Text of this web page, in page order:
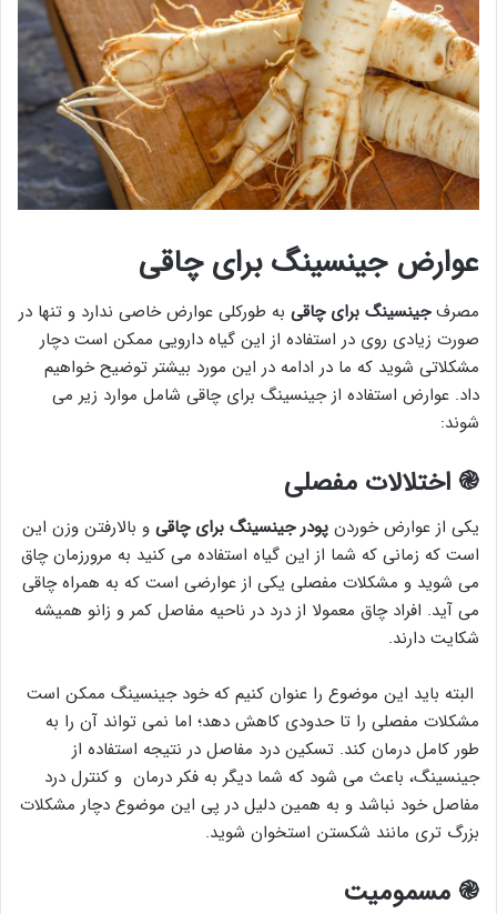
عوارض جینسینگ برای چاقی
مصرفجینسینگ برای چاقی به طورکلی عوارض خاصی ندارد و تنها در
صورت زیادی روی در استفاده از این گیاه دارویی ممکن است دچار
مشکلاتی شوید که ما در ادامه در این مورد بیشتر توضیح خواهیم
داد. عوارض استفاده از جینسینگ برای چاقی شامل موارد زیر می
شوند:
֎ اختلالات مفصلی
یکی از عوارض خوردن پودر جینسینگ برای چاقی و بالارفتن وزن این
است که زمانی که شما از این گیاه استفاده می کنید به مرورزمان چاق
می شوید و مشکلات مفصلی یکی از عوارضی است که به همراه چاقی
می آید. افراد چاق معمولا از درد در ناحیه مفاصل کمر و زانو همیشه
شکایت دارند.
البته باید این موضوع را عنوان کنیم که خود جینسینگ ممکن است
مشکلات مفصلی را تا حدودی کاهش دهد؛ اما نمی تواند آن را به
طور کامل درمان کند. تسکین درد مفاصل در نتیجه استفاده از
جینسینگ، باعث می شود که شما دیگر به فکر درمان و کنترل درد
مفاصل خود نباشد و به همین دلیل در پی این موضوع دچار مشکلات
بزرگ تری مانند شکستن استخوان شوید.
֎ مسمومیت